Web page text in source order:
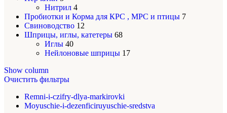
Нитрил 4
Пробиотки и Корма для КРС , МРС и птицы 7
Свиноводство 12
Шприцы, иглы, катетеры 68
Иглы 40
Нейлоновые шприцы 17
Show column
Очистить фильтры
Remni-i-czifry-dlya-markirovki
Moyuschie-i-dezenficiruyuschie-sredstva